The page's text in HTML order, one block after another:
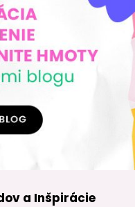
a Inšpirácie